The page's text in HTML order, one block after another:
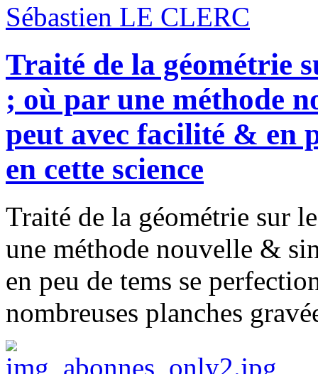
Sébastien LE CLERC
Traité de la géométrie
; où par une méthode
peut avec facilité & en
en cette science
Traité de la géométrie sur
une méthode nouvelle &
en peu de tems se
nombreuses planches